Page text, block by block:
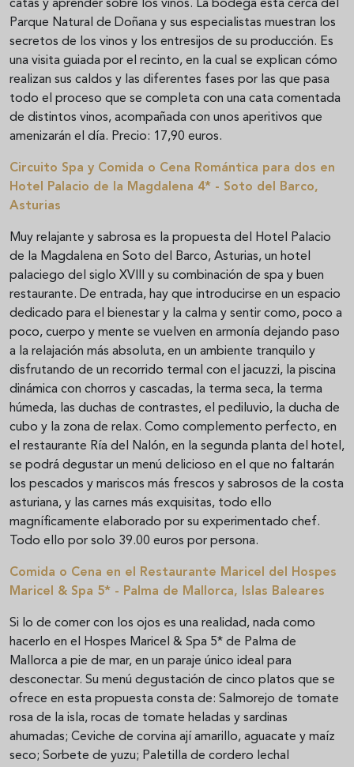
catas y aprender sobre los vinos. La bodega está cerca del
Parque Natural de Doñana y sus especialistas muestran los
secretos de los vinos y los entresijos de su producción. Es
una visita guiada por el recinto, en la cual se explican cómo
realizan sus caldos y las diferentes fases por las que pasa
todo el proceso que se completa con una cata comentada
de distintos vinos, acompañada con unos aperitivos que
amenizarán el día. Precio: 17,90 euros.
Circuito Spa y Comida o Cena Romántica para dos en
Hotel Palacio de la Magdalena 4* - Soto del Barco,
Asturias
Muy relajante y sabrosa es la propuesta del Hotel Palacio
de la Magdalena en Soto del Barco, Asturias, un hotel
palaciego del siglo XVIII y su combinación de spa y buen
restaurante. De entrada, hay que introducirse en un espacio
dedicado para el bienestar y la calma y sentir como, poco a
poco, cuerpo y mente se vuelven en armonía dejando paso
a la relajación más absoluta, en un ambiente tranquilo y
disfrutando de un recorrido termal con el jacuzzi, la piscina
dinámica con chorros y cascadas, la terma seca, la terma
húmeda, las duchas de contrastes, el pediluvio, la ducha de
cubo y la zona de relax. Como complemento perfecto, en
el restaurante Ría del Nalón, en la segunda planta del hotel,
se podrá degustar un menú delicioso en el que no faltarán
los pescados y mariscos más frescos y sabrosos de la costa
asturiana, y las carnes más exquisitas, todo ello
magníficamente elaborado por su experimentado chef.
Todo ello por solo 39.00 euros por persona.
Comida o Cena en el Restaurante Maricel del Hospes
Maricel & Spa 5* - Palma de Mallorca, Islas Baleares
Si lo de comer con los ojos es una realidad, nada como
hacerlo en el Hospes Maricel & Spa 5* de Palma de
Mallorca a pie de mar, en un paraje único ideal para
desconectar. Su menú degustación de cinco platos que se
ofrece en esta propuesta consta de: Salmorejo de tomate
rosa de la isla, rocas de tomate heladas y sardinas
ahumadas; Ceviche de corvina ají amarillo, aguacate y maíz
seco; Sorbete de yuzu; Paletilla de cordero lechal